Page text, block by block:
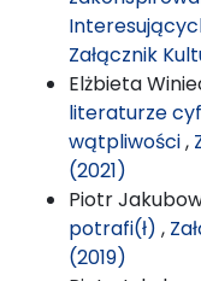
Załącznik
Elżbieta
literaturze
wątpliwości,
(2021)
Piotr
potrafi(ł) ,
(2019)